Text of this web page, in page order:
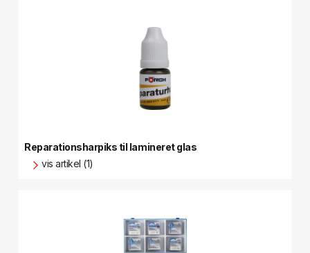
Reparationsharpiks til lamineret glas
vis artikel (1)